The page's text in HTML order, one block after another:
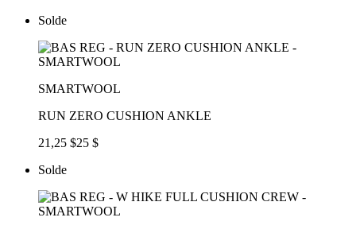
Solde
SMARTWOOL
RUN ZERO CUSHION ANKLE
21,25 $25 $
Solde